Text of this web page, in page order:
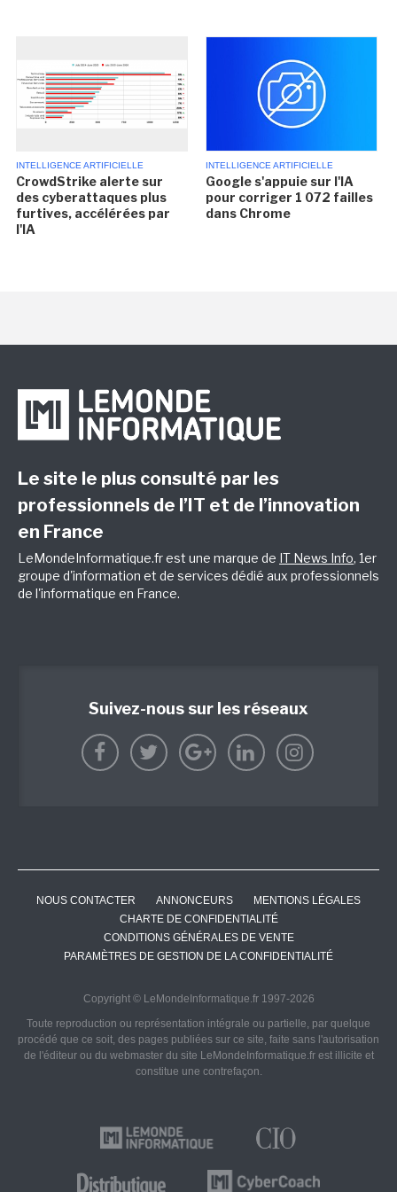
INTELLIGENCE ARTIFICIELLE
CrowdStrike alerte sur
des cyberattaques plus
furtives, accélérées par
l'IA
INTELLIGENCE ARTIFICIELLE
Google s'appuie sur l'IA
pour corriger 1 072 failles
dans Chrome
Le site le plus consulté par les
professionnels de l’IT et de l’innovation
en France
LeMondeInformatique.fr est une marque de IT News Info, 1er
groupe d'information et de services dédié aux professionnels
de l'informatique en France.
Suivez-nous sur les réseaux
NOUS CONTACTER ANNONCEURS
MENTIONS LÉGALES
CHARTE DE CONFIDENTIALITÉ
CONDITIONS GÉNÉRALES DE VENTE
PARAMÈTRES DE GESTION DE LA CONFIDENTIALITÉ
Copyright © LeMondeInformatique.fr 1997-2026
Toute reproduction ou représentation intégrale ou partielle, par quelque
procédé que ce soit, des pages publiées sur ce site, faite sans l'autorisation
de l'éditeur ou du webmaster du site LeMondeInformatique.fr est illicite et
constitue une contrefaçon.